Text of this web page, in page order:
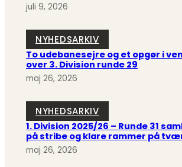
juli 9, 2026
NYHEDSARKIV
To udebanesejre og et opgør i
over 3. Division runde 29
maj 26, 2026
NYHEDSARKIV
1. Division 2025/26 – Runde 31
på stribe og klare rammer på
maj 26, 2026